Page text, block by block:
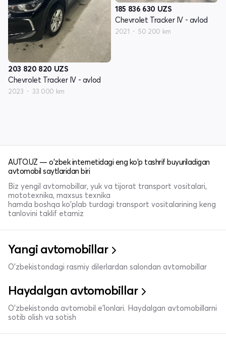
203 820 820 UZS
Chevrolet Tracker IV - avlod
2023 33 000 km
185 836 630 UZS
Chevrolet Tracker IV - avlod
2021 50 200 km
AUTO.UZ — o'zbek internetidagi eng ko'p tashrif buyuriladigan
avtomobil saytlaridan biri
Biz yengil avtomobillar, yuk va tijorat transport vositalari,
mototexnika, maxsus texnika
hamda boshqa ko'plab turdagi transport vositalarining keng
tanlovini taklif etamiz
Yangi avtomobillar
O'zbekistondagi rasmiy dilerlardan salondan avtomobillar
Haydalgan avtomobillar
O'zbekistonda avtomobil e’lonlari. Haydalgan avtomobillarni
sotib olish va sotish